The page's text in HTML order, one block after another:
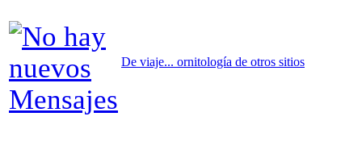
De viaje... ornitología de otros sitios